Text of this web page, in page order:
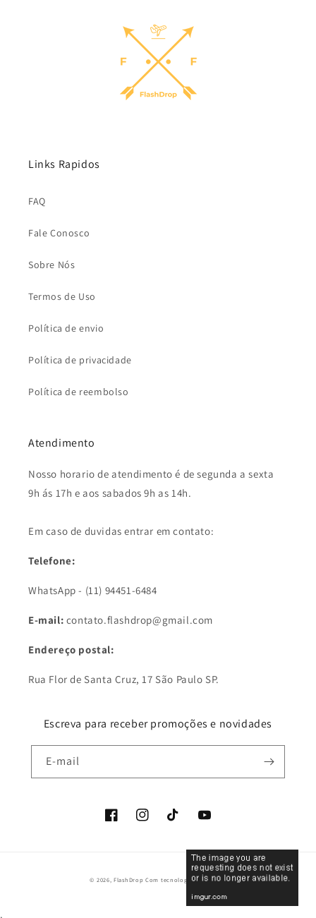
Links Rapidos
FAQ
Fale Conosco
Sobre Nós
Termos de Uso
Política de envio
Política de privacidade
Política de reembolso
Atendimento
Nosso horario de atendimento é de segunda a sexta
9h ás 17h e aos sabados 9h as 14h.
Em caso de duvidas entrar em contato:
Telefone:
WhatsApp - (11) 94451-6484
E-mail: contato.flashdrop@gmail.com
Endereço postal:
Rua Flor de Santa Cruz, 17 São Paulo SP.
Escreva para receber promoções e novidades
E-mail
FacebookInstagramTikTok YouTube
Formas
pagamento
© 2026,FlashDrop Com tecnologia da Shopify
.